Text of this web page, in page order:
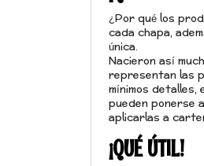
¿Por qué los
cada chapa,
única.
Nacieron así
representan las
mínimos detalles,
pueden ponerse
aplicarlas a
¡QUÉ ÚTIL!